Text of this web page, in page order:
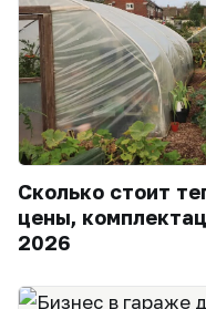
Сколько стоит
цены,
2026